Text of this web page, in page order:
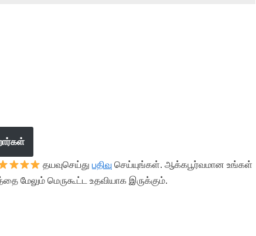
தயவுசெய்துபதிவு செய்யுங்கள். ஆக்கபூர்வமான உங்கள்
மேலும் மெருகூட்ட உதவியாக இருக்கும்.